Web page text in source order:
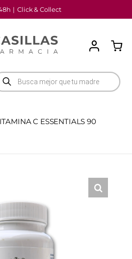
| Click & Collect
C ESSENTIALS 90